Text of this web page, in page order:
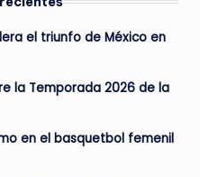
el triunfo de México en
la Temporada 2026 de la
en el basquetbol femenil